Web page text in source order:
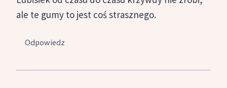
ale te gumy to jest coś strasznego.
Odpowiedz